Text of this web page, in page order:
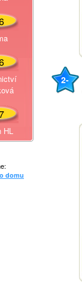
HL
domu
2-